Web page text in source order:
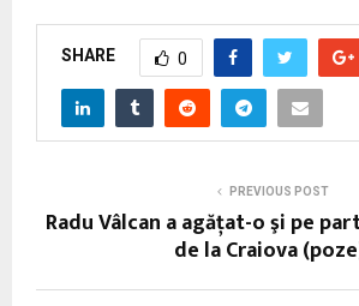
SHARE 0
PREVIOUS POST
Radu Vâlcan a agăţat-o şi pe
de la Craiova